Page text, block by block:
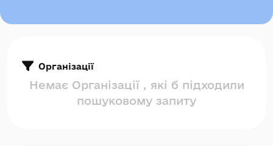
Організації
Немає Організації , які б підходили
пошуковому запиту